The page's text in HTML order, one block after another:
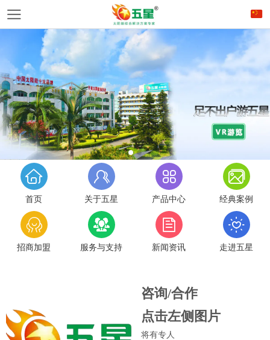
首页 关于五星 产品中心 经典案例
招商加盟 服务与支持 新闻资讯 走进五星
咨询/合作
点击左侧图片
将有专人